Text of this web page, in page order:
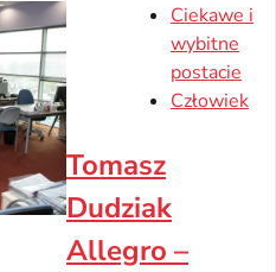
Ciekawe i
wybitne
postacie
Człowiek
Tomasz
Dudziak
Allegro –